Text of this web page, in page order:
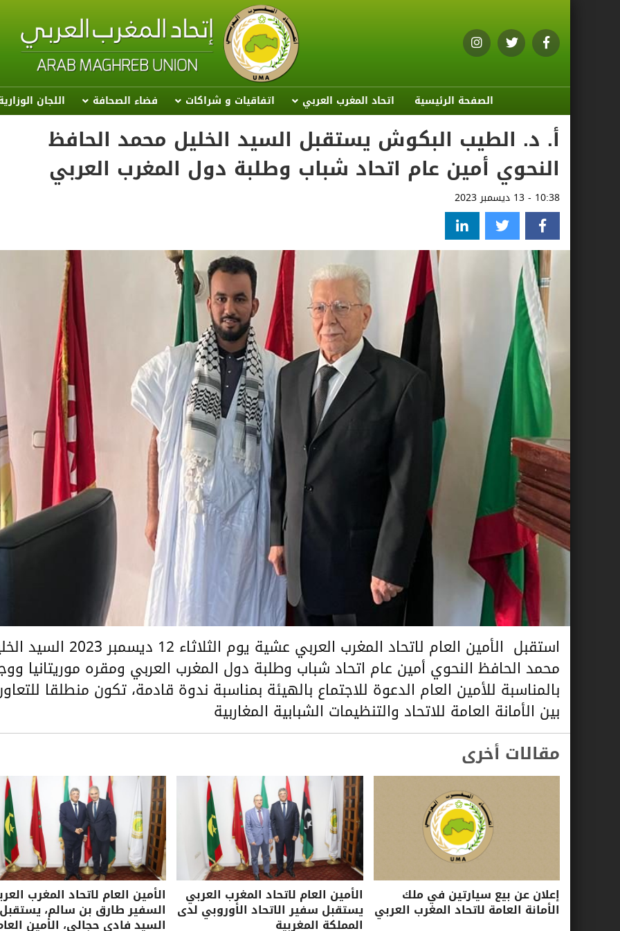
الصفحة الرئيسية اتحاد المغرب العربي اتفاقيات و شراكات فضاء الصحافة اللجان
أ. د. الطيب البكوش يستقبل السيد الخليل محمد الحافظ
النحوي أمين عام اتحاد شباب وطلبة دول المغرب العربي
10:38 - 13 ديسمبر 2023
استقبل الأمين العام لاتحاد المغرب العربي عشية يوم الثلاثاء 12
محمد الحافظ النحوي أمين عام اتحاد شباب وطلبة دول المغرب العربي ومقره موريتانيا
بالمناسبة للأمين العام الدعوة للاجتماع بالهيئة بمناسبة ندوة قادمة، تكون منطلقا
بين الأمانة العامة للاتحاد والتنظيمات الشبابية المغاربية
مقالات أخرى
إعلان عن بيع سيارتين في ملك
الأمانة العامة لاتحاد المغرب العربي
الأمين العام لاتحاد المغرب العربي
يستقبل سفير الاتحاد الأوروبي لدى
المملكة المغربية
الأمين العام لاتحاد المغرب
السفير طارق بن سالم، يستقبل
السيد فادي حجالي، الأمين